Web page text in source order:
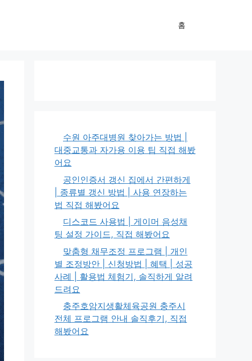
홈
수원 아주대병원 찾아가는 방법 |
대중교통과 자가용 이용 팁 직접 해봤
어요
공인인증서 갱신 집에서 간편하게
| 종류별 갱신 방법 | 사용 연장하는
법 직접 해봤어요
디스코드 사용법 | 게이머 음성채
팅 설정 가이드, 직접 해봤어요
맞춤형 채무조정 프로그램 | 개인
별 조정방안 | 신청방법 | 혜택 | 성공
사례 | 활용법 체험기, 솔직하게 알려
드려요
충주호암지생활체육공원 충주시
전체 프로그램 안내 솔직후기, 직접
해봤어요